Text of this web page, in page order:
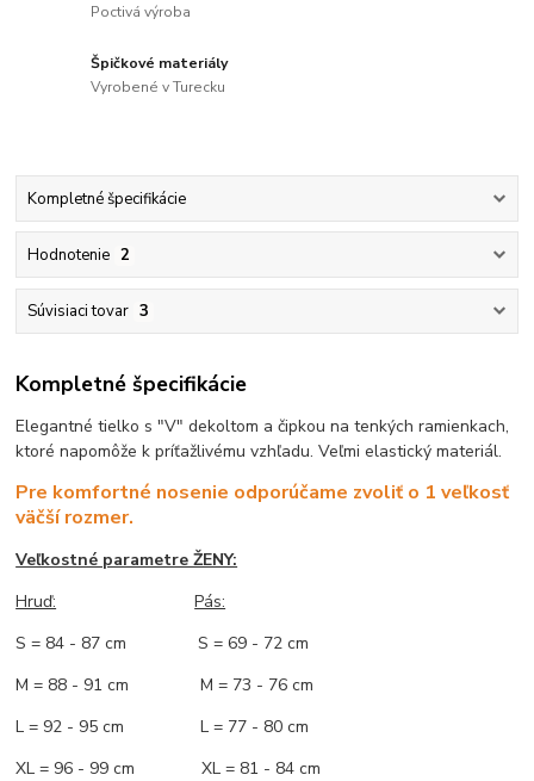
Poctivá výroba
Špičkové materiály
Vyrobené v Turecku
Kompletné špecifikácie
Hodnotenie 2
Súvisiaci tovar 3
Kompletné špecifikácie
Elegantné tielko s "V" dekoltom a čipkou na tenkých ramienkach,
ktoré napomôže k príťažlivému vzhľadu. Veľmi elastický materiál.
Pre komfortné nosenie odporúčame zvoliť o 1 veľkosť
väčší rozmer.
Veľkostné parametre ŽENY:
Hruď:
Pás:
S = 84 - 87 cm S = 69 - 72 cm
M = 88 - 91 cm M = 73 - 76 cm
L = 92 - 95 cm L = 77 - 80 cm
XL = 96 - 99 cm XL = 81 - 84 cm